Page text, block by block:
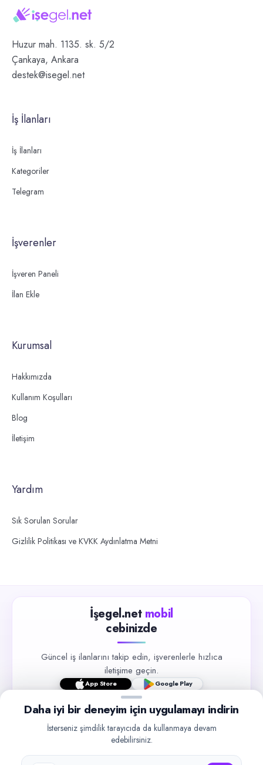
Huzur mah. 1135. sk. 5/2
Çankaya, Ankara
destek@isegel.net
İş İlanları
İş İlanları
Kategoriler
Telegram
İşverenler
İşveren Paneli
İlan Ekle
Kurumsal
Hakkımızda
Kullanım Koşulları
Blog
İletişim
Yardım
Sık Sorulan Sorular
Gizlilik Politikası ve KVKK Aydınlatma Metni
İşegel.net mobil
cebinizde
Güncel iş ilanlarını takip edin, işverenlerle hızlıca
iletişime geçin.
App Store Google Play
Daha iyi bir deneyim için uygulamayı indirin
İsterseniz şimdilik tarayıcıda da kullanmaya devam
edebilirsiniz.